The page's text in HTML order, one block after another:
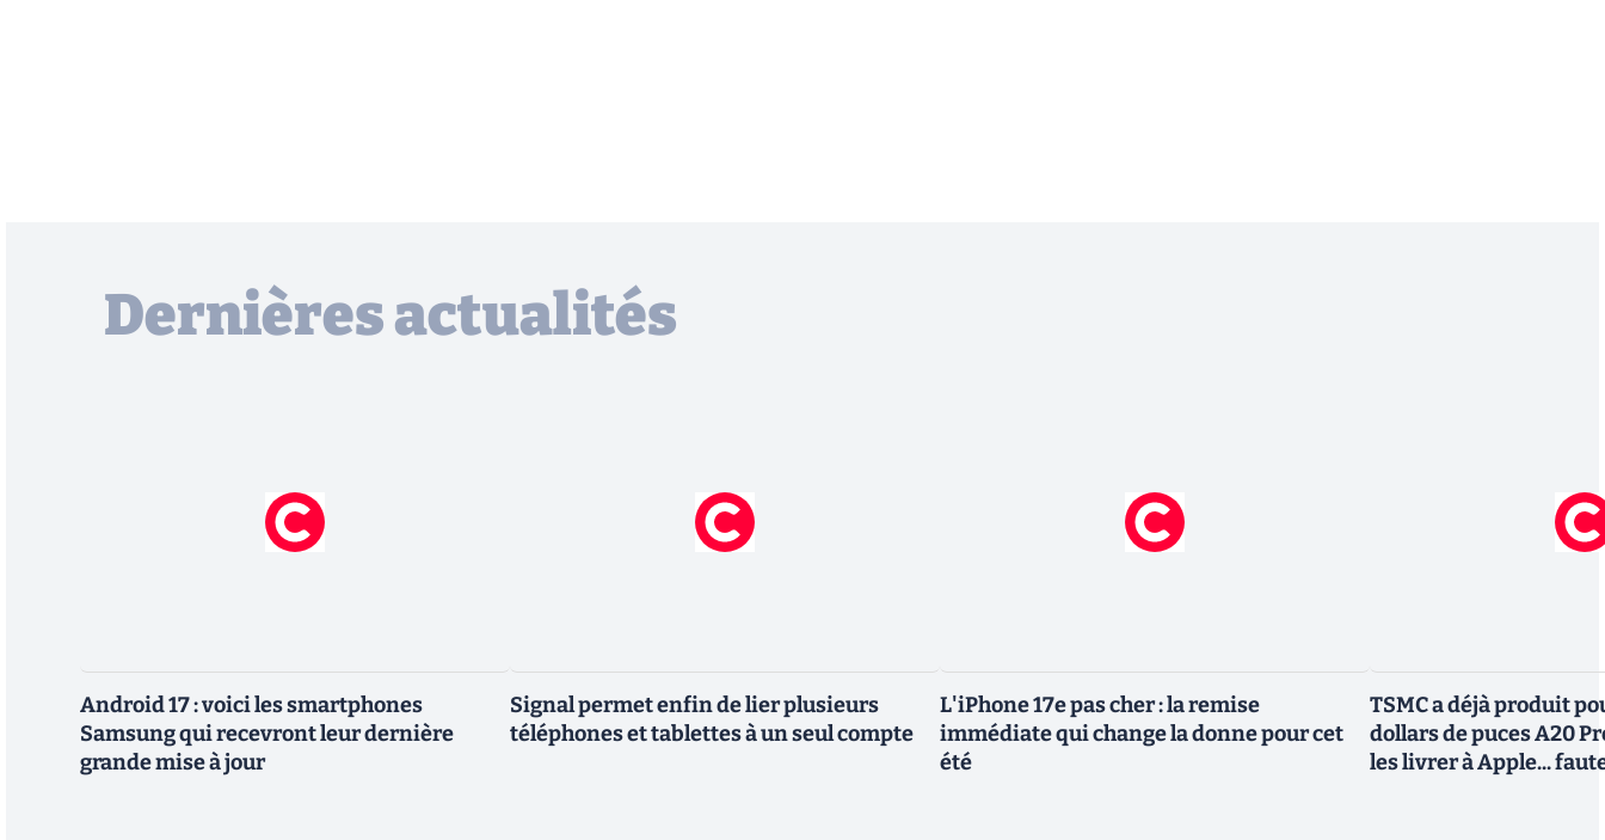
Dernières actualités
Android 17 : voici les smartphones
Samsung qui recevront leur dernière
grande mise à jour
Signal permet enfin de lier plusieurs
téléphones et tablettes à un seul compte
L'iPhone 17e pas cher : la remise
immédiate qui change la donne pour cet
été
TSMC a déjà produit
dollars de puces A20
les livrer à Apple...